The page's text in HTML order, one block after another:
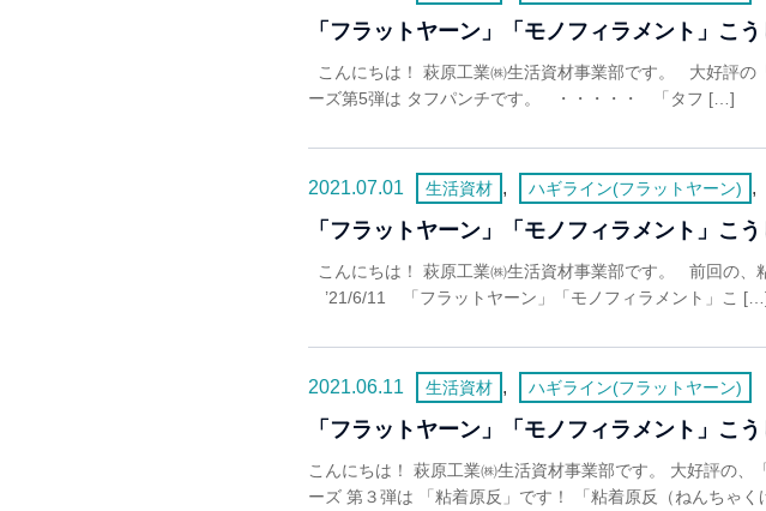
「フラットヤーン」「モノフィラメント」こ
こんにちは！ 萩原工業㈱生活資材事業部です。 大好評の
ーズ第5弾は タフパンチです。 ・・・・・ 「タフ […]
2021.07.01 生活資材 , ハギライン(フラットヤーン) ,
「フラットヤーン」「モノフィラメント」こ
こんにちは！ 萩原工業㈱生活資材事業部です。 前回の
’21/6/11 「フラットヤーン」「モノフィラメント」こ
2021.06.11 生活資材 , ハギライン(フラットヤーン)
「フラットヤーン」「モノフィラメント」こ
こんにちは！ 萩原工業㈱生活資材事業部です。 大好評の
ーズ 第３弾は 「粘着原反」です！ 「粘着原反（ねんちゃ